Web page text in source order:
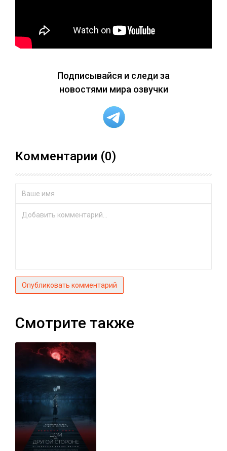
Подписывайся и следи за
новостями мира озвучки
Комментарии (0)
Опубликовать комментарий
Смотрите также